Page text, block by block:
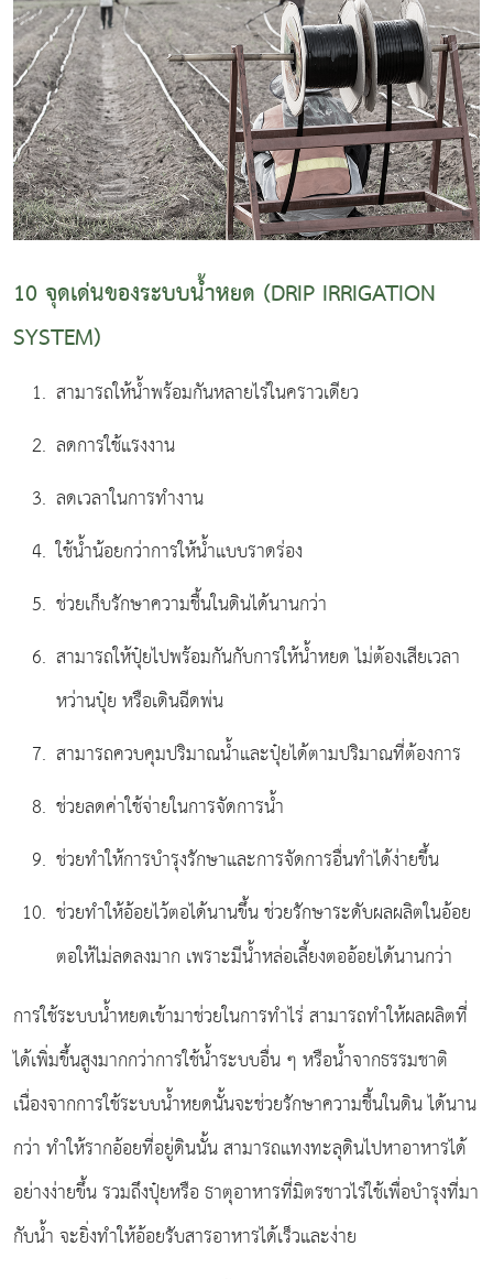
10จุดเด่นของระบบน้ำหยด (DRIP IRRIGATION
SYSTEM)
สามารถให้น้ำพร้อมกันหลายไร่ในคราวเดียว
ลดการใช้แรงงาน
ลดเวลาในการทำงาน
ใช้น้ำน้อยกว่าการให้น้ำแบบราดร่อง
ช่วยเก็บรักษาความชื้นในดินได้นานกว่า
สามารถให้ปุ๋ยไปพร้อมกันกับการให้น้ำหยด ไม่ต้องเสียเวลา
หว่านปุ๋ย หรือเดินฉีดพ่น
สามารถควบคุมปริมาณน้ำและปุ๋ยได้ตามปริมาณที่ต้องการ
ช่วยลดค่าใช้จ่ายในการจัดการน้ำ
ช่วยทำให้การบำรุงรักษาและการจัดการอื่นทำได้ง่ายขึ้น
ช่วยทำให้อ้อยไว้ตอได้นานขึ้น ช่วยรักษาระดับผลผลิตในอ้อย
ตอให้ไม่ลดลงมาก เพราะมีน้ำหล่อเลี้ยงตออ้อยได้นานกว่า
การใช้ระบบน้ำหยดเข้ามาช่วยในการทำไร่ สามารถทำให้ผลผลิตที่
ได้เพิ่มขึ้นสูงมากกว่าการใช้น้ำระบบอื่น ๆ หรือน้ำจากธรรมชาติ
เนื่องจากการใช้ระบบน้ำหยดนั้นจะช่วยรักษาความชื้นในดิน ได้นาน
กว่า ทำให้รากอ้อยที่อยู่ดินนั้น สามารถแทงทะลุดินไปหาอาหารได้
อย่างง่ายขึ้น รวมถึงปุ๋ยหรือ ธาตุอาหารที่มิตรชาวไร่ใช้เพื่อบำรุงที่มา
กับน้ำ จะยิ่งทำให้อ้อยรับสารอาหารได้เร็วและง่าย